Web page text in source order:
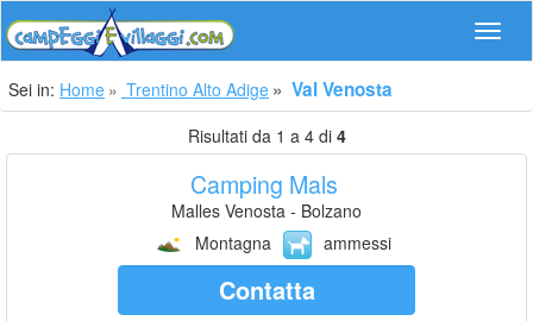
Sei in: Home Trentino Alto Adige Val Venosta
Risultati da 1 a 4 di 4
Camping Mals
Malles Venosta - Bolzano
Montagna
ammessi
Contatta